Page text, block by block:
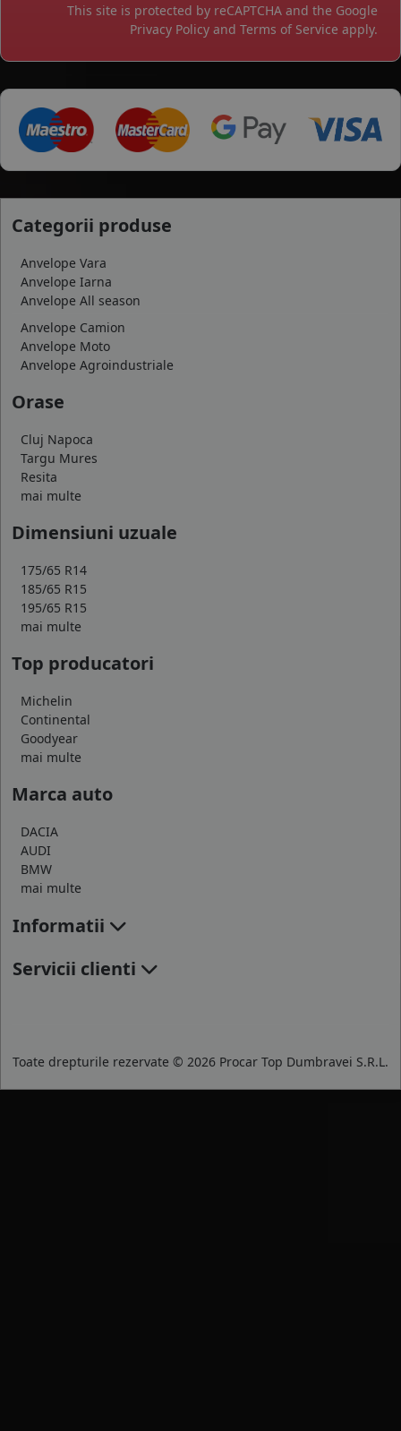
This site is protected by reCAPTCHA and the Google
Privacy Policy and Terms of Service apply.
Categorii produse
Anvelope Vara
Anvelope Iarna
Anvelope All season
Anvelope Camion
Anvelope Moto
Anvelope Agroindustriale
Orase
Cluj Napoca
Targu Mures
Resita
mai multe
Dimensiuni uzuale
175/65 R14
185/65 R15
195/65 R15
mai multe
Top producatori
Michelin
Continental
Goodyear
mai multe
Marca auto
DACIA
AUDI
BMW
mai multe
Informatii
Servicii clienti
Toate drepturile rezervate © 2026 Procar Top Dumbravei S.R.L.